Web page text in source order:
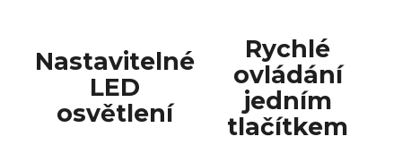
Nastavitelné
LED
osvětlení
Rychlé
ovládání
jedním
tlačítkem